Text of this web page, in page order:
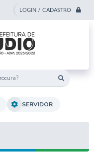
LOGIN / CADASTRO
SERVIDOR